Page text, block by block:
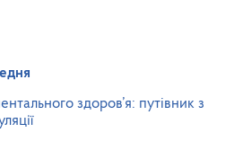
здоров’я: путівник з